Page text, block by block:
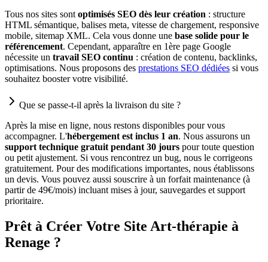
Tous nos sites sont optimisés SEO dès leur création : structure
HTML sémantique, balises meta, vitesse de chargement, responsive
mobile, sitemap XML. Cela vous donne une base solide pour le
référencement. Cependant, apparaître en 1ère page Google
nécessite un travail SEO continu : création de contenu, backlinks,
optimisations. Nous proposons des prestations SEO dédiées si vous
souhaitez booster votre visibilité.
Que se passe-t-il après la livraison du site ?
Après la mise en ligne, nous restons disponibles pour vous
accompagner. L'hébergement est inclus 1 an. Nous assurons un
support technique gratuit pendant 30 jours pour toute question
ou petit ajustement. Si vous rencontrez un bug, nous le corrigeons
gratuitement. Pour des modifications importantes, nous établissons
un devis. Vous pouvez aussi souscrire à un forfait maintenance (à
partir de 49€/mois) incluant mises à jour, sauvegardes et support
prioritaire.
Prêt à Créer Votre Site Art-thérapie à
Renage ?